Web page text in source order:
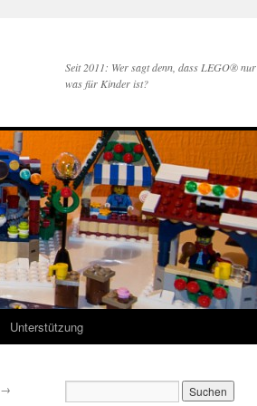
Seit 2011: Wer sagt denn, dass LEGO® nur
was für Kinder ist?
Unterstützung
→